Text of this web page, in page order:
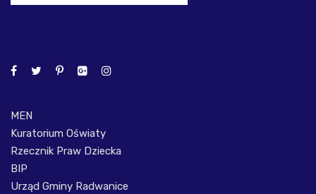
MEN
Kuratorium Oświaty
Rzecznik Praw Dziecka
BIP
Urząd Gminy Radwanice